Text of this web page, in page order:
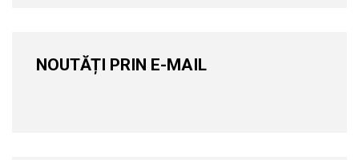
NOUTĂȚI PRIN E-MAIL